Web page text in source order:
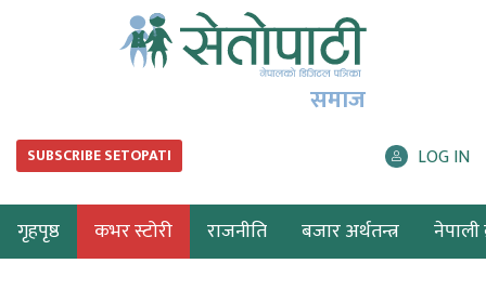
समाज
SUBSCRIBE SETOPATI LOG IN
गृहपृष्ठ कभर स्टोरी राजनीति बजार अर्थतन्त्र नेपाली